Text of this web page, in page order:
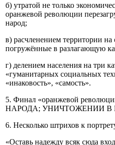
б) утратой не только
оранжевой революции
народ;
в) расчленением территории
погружённые в разлагающую
г) делением населения на три
«гуманитарных социальных
«инаковость», «самость».
5. Финал «оранжевой
НАРОДА; УНИЧТОЖЕНИИ В
6. Несколько штрихов к
«Оставь надежду всяк сюда